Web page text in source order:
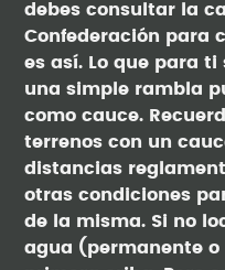
debes consultar la
Confederación para
es así. Lo que para
una simple rambla
como cauce.
terrenos con un
distancias
otras condiciones
de la misma. Si no
agua (permanente o